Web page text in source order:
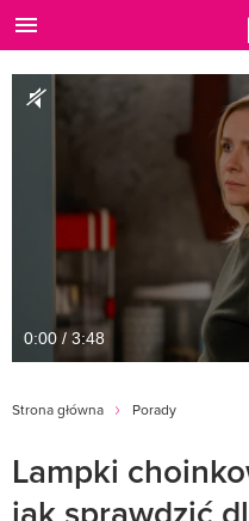
0:00 / 3:48
Strona główna Porady
Lampki